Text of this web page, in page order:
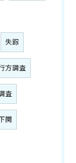
失踪
方調査
査
関